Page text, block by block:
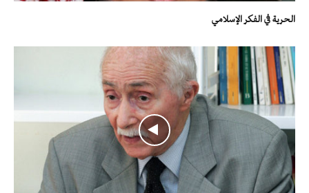
الحرية في الفكر الإسلامي